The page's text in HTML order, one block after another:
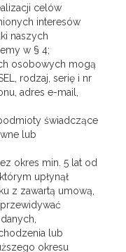
celów
interesów
naszych
w § 4;
osobowych mogą
rodzaj, serię i nr
adres e-mail,
świadczące
lub
okres min. 5 lat od
upłynął
z zawartą umową,
lub
okresu